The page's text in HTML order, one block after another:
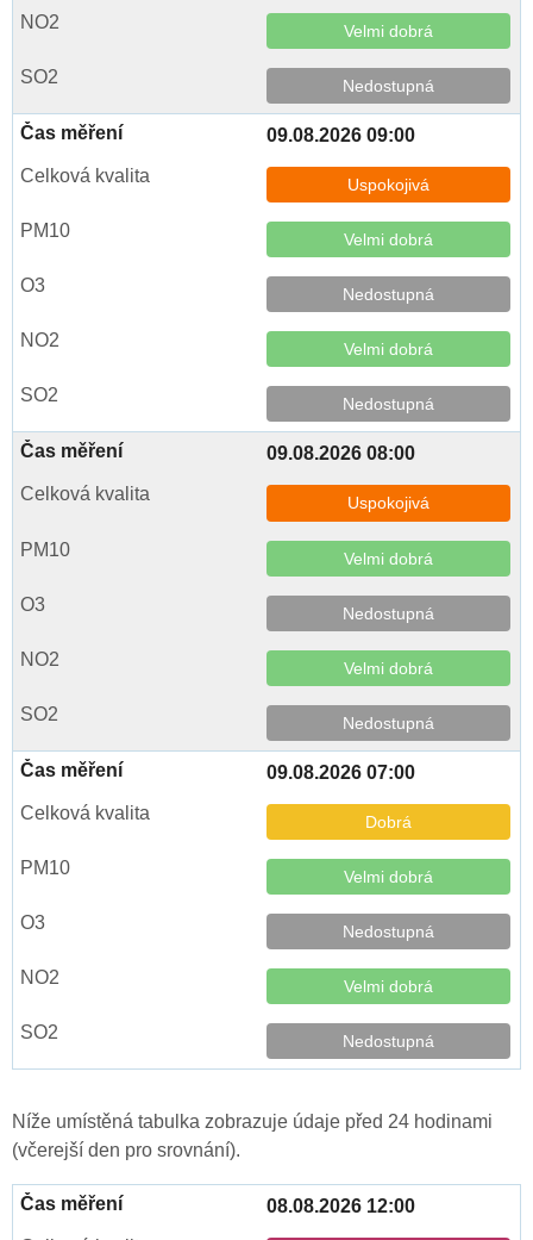
Velmi dobrá
Nedostupná
09.08.2026 09:00
Uspokojivá
Velmi dobrá
Nedostupná
Velmi dobrá
Nedostupná
09.08.2026 08:00
Uspokojivá
Velmi dobrá
Nedostupná
Velmi dobrá
Nedostupná
09.08.2026 07:00
Dobrá
Velmi dobrá
Nedostupná
Velmi dobrá
Nedostupná
Níže umístěná tabulka zobrazuje údaje před 24 hodinami
(včerejší den pro srovnání).
08.08.2026 12:00